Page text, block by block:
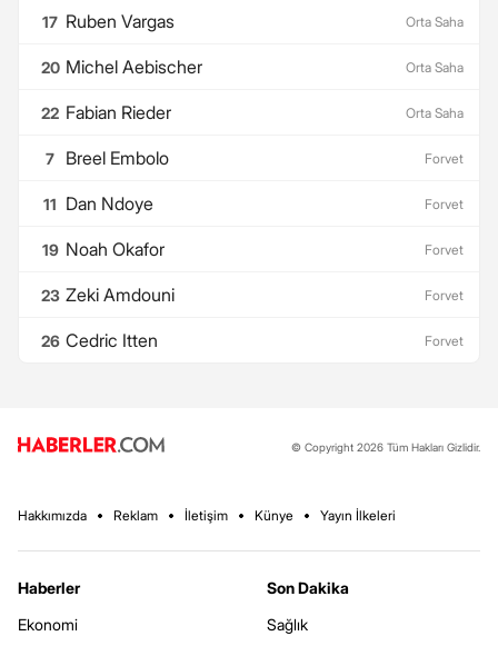
17 Ruben Vargas Orta Saha
20 Michel Aebischer Orta Saha
22 Fabian Rieder Orta Saha
7 Breel Embolo Forvet
11 Dan Ndoye Forvet
19 Noah Okafor Forvet
23 Zeki Amdouni Forvet
26 Cedric Itten Forvet
© Copyright 2026 Tüm Hakları Gizlidir.
Hakkımızda Reklam İletişim Künye Yayın İlkeleri
Haberler
Ekonomi
Son Dakika
Sağlık